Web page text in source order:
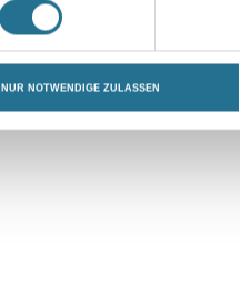
NUR NOTWENDIGE ZULASSEN